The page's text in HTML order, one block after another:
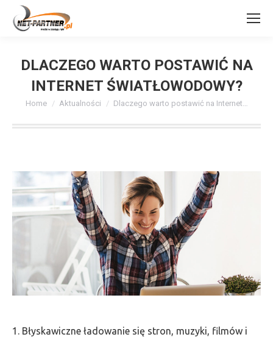
DLACZEGO WARTO POSTAWIĆ NA
INTERNET ŚWIATŁOWODOWY?
You are here:
Home Aktualności Dlaczego warto postawić na Internet…
1. Błyskawiczne ładowanie się stron, muzyki, filmów i